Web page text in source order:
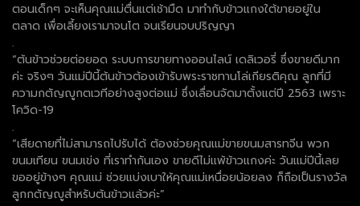
ตอนเด็กๆ จะเห็นคุณแม่ตื่นแต่เช้ามืด มาทำกับข้าวแกงใต้ขายอยู่ใน
ตลาด เพื่อเลี้ยงเรามาจนโต จนเรียนจบปริญญา
.
“ต้นข้าวช่วยต่อยอด ระบบการขายทางออนไลน์ เดลิเวอรี่ ซึ่งขายดีมาก
ค่ะ จริงๆ วันแม่ปีนี้ต้นข้าวต้องเข้ารับพระราชทานโล่เกียรติคุณ ลูกที่มี
ความกตัญญูกตเวทีอย่างสูงต่อแม่ ซึ่งเลื่อนจัดมาตั้งแต่ปี 2563 เพราะ
โควิด-19
.
“เสียดายที่ไม่สามารถไปรับได้ ต้องช่วยคุณแม่ขายขนมสารทจีน พวก
ขนมเทียน ขนมเข่ง ที่เราทำกันเอง ขายดีไม่แพ้ข้าวแกงค่ะ วันแม่ปีนี้เลย
ขออยู่ข้างๆ คุณแม่ ช่วยแบ่งเบาให้คุณแม่เหนื่อยน้อยลง ก็ถือเป็นรางวัล
ลูกกตัญญูสำหรับต้นข้าวแล้วค่ะ”